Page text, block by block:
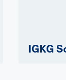
IGKG